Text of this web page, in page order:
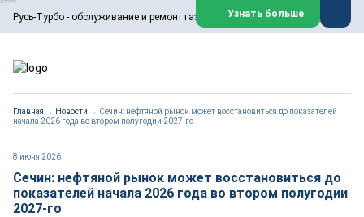
Русь-Турбо - обслуживание и ремонт газовых паровых турбин
ООО «Русь-Турбо» занимается сервисом газовых и паровых
турбин, комплексным ремонтом, восстановлением,
техническим обслуживанием оборудования ТЭС,
работают на нефтегазовых, нефтехимических,
металлургических и других предприятиях.
Реклама. ООО «Русь-Турбо», ИНН 7802588950
erid: F7NfYUJCUneVdwPs4znf
Узнать больше
Главная → Новости → Сечин: нефтяной рынок может восстановиться до показателей
начала 2026 года во втором полугодии 2027-го
8 июня 2026
Сечин: нефтяной рынок может восстановиться до
показателей начала 2026 года во втором полугодии
2027-го